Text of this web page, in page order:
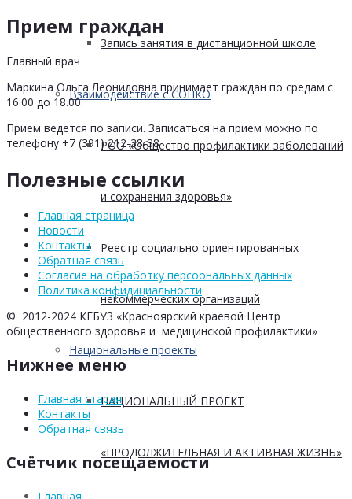
Запись занятия в дистанционной школе
Взаимодействие с СОНКО
РОО «Общество профилактики заболеваний
и сохранения здоровья»
Реестр социально ориентированных
некоммерческих организаций
Национальные проекты
НАЦИОНАЛЬНЫЙ ПРОЕКТ
«ПРОДОЛЖИТЕЛЬНАЯ И АКТИВНАЯ ЖИЗНЬ»
Прием граждан
Главный врач
Маркина Ольга Леонидовна принимает граждан по средам с
16.00 до 18.00.
Прием ведется по записи. Записаться на прием можно по
телефону +7 (391) 212-38-38
Полезные ссылки
Главная страница
Новости
Контакты
Обратная связь
Согласие на обработку персоональных данных
Политика конфидициальности
© 2012-2024 КГБУЗ «Красноярский краевой Центр
общественного здоровья и медицинской профилактики»
Нижнее меню
Главная старая
Контакты
Обратная связь
Счётчик посещаемости